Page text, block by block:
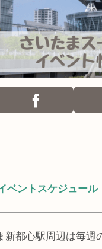
ントスケジュール
都心駅周辺は毎週